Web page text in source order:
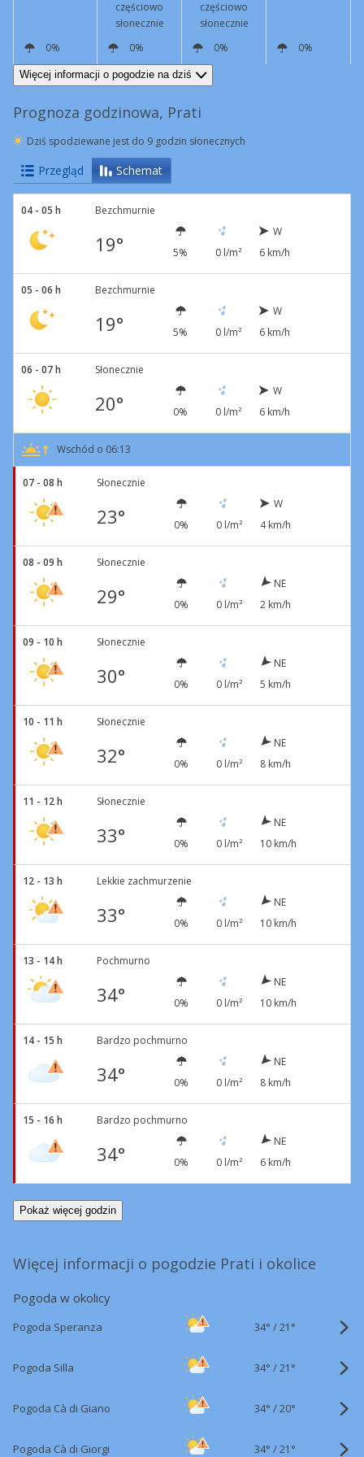
częściowo
słonecznie
częściowo
słonecznie
0%
0% 0%
0%
NE
6 km/h NE
8 km/h
Więcej informacji o pogodzie na dziś
Prognoza godzinowa, Prati
Dziś spodziewane jest do 9 godzin słonecznych
Przegląd Schemat
04 - 05 h Bezchmurnie
19° 5% 0 l/m²
W
6 km/h
05 - 06 h Bezchmurnie
19° 5% 0 l/m²
W
6 km/h
06 - 07 h Słonecznie
20° 0% 0 l/m²
W
6 km/h
Wschód o 06:13
07 - 08 h Słonecznie
23° 0% 0 l/m²
W
4 km/h
08 - 09 h Słonecznie
29° 0% 0 l/m²
NE
2 km/h
09 - 10 h Słonecznie
30° 0% 0 l/m²
NE
5 km/h
10 - 11 h Słonecznie
32° 0% 0 l/m²
NE
8 km/h
11 - 12 h Słonecznie
33° 0% 0 l/m²
NE
10 km/h
12 - 13 h Lekkie zachmurzenie
33° 0% 0 l/m²
NE
10 km/h
13 - 14 h Pochmurno
34° 0% 0 l/m²
NE
10 km/h
14 - 15 h Bardzo pochmurno
34° 0% 0 l/m²
NE
8 km/h
15 - 16 h Bardzo pochmurno
34° 0% 0 l/m²
NE
6 km/h
Pokaż więcej godzin
Więcej informacji o pogodzie Prati i okolice
Pogoda w okolicy
Pogoda Speranza 34° /21°
Pogoda Silla 34° /21°
Pogoda Cà di Giano 34° /20°
Pogoda Cà di Giorgi 34° /21°